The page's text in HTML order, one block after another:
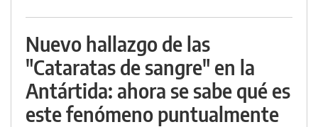
Nuevo hallazgo de las
"Cataratas de sangre" en la
Antártida: ahora se sabe qué es
este fenómeno puntualmente